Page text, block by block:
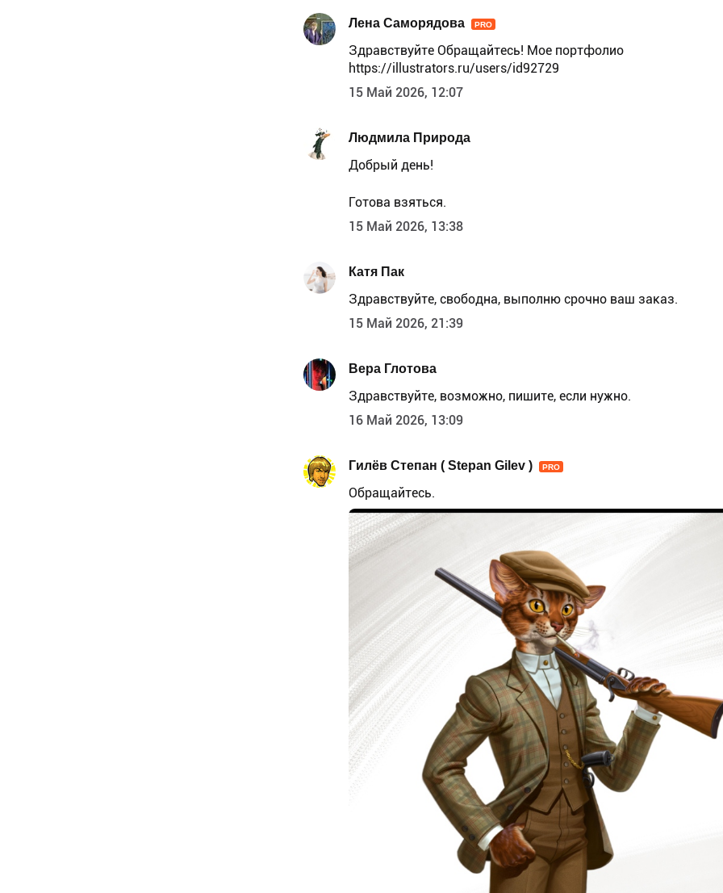
Лена Саморядова PRO
Здравствуйте Обращайтесь! Мое портфолио
https://illustrators.ru/users/id92729
15 Май 2026, 12:07
Людмила Природа
Добрый день!
Готова взяться.
15 Май 2026, 13:38
Катя Пак
Здравствуйте, свободна, выполню срочно ваш заказ.
15 Май 2026, 21:39
Вера Глотова
Здравствуйте, возможно, пишите, если нужно.
16 Май 2026, 13:09
Гилёв Степан ( Stepan Gilev ) PRO
Обращайтесь.